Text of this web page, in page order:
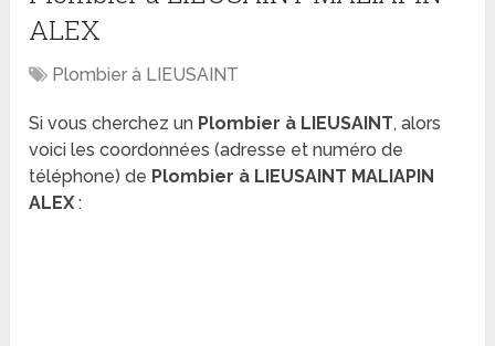
ALEX
Plombier à LIEUSAINT
Si vous cherchez un Plombier à LIEUSAINT, alors
voici les coordonnées (adresse et numéro de
téléphone) de Plombier à LIEUSAINT MALIAPIN
ALEX: